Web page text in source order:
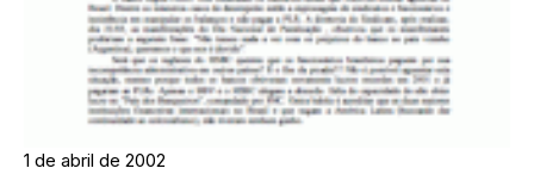
1 de abril de 2002